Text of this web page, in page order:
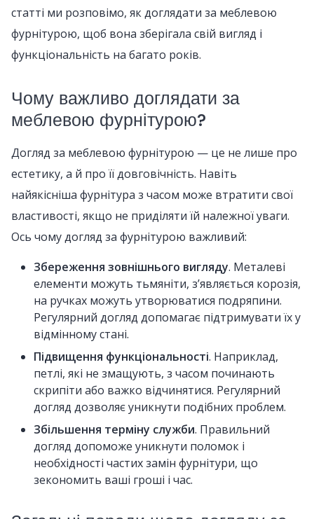
статті ми розповімо, як доглядати за меблевою
фурнітурою, щоб вона зберігала свій вигляд і
функціональність на багато років.
Чому важливо доглядати за
меблевою фурнітурою?
Догляд за меблевою фурнітурою — це не лише про
естетику, а й про її довговічність. Навіть
найякісніша фурнітура з часом може втратити свої
властивості, якщо не приділяти їй належної уваги.
Ось чому догляд за фурнітурою важливий:
Збереження зовнішнього вигляду. Металеві
елементи можуть тьмяніти, з’являється корозія,
на ручках можуть утворюватися подряпини.
Регулярний догляд допомагає підтримувати їх у
відмінному стані.
Підвищення функціональності. Наприклад,
петлі, які не змащують, з часом починають
скрипіти або важко відчинятися. Регулярний
догляд дозволяє уникнути подібних проблем.
Збільшення терміну служби. Правильний
догляд допоможе уникнути поломок і
необхідності частих замін фурнітури, що
зекономить ваші гроші і час.